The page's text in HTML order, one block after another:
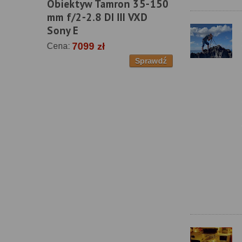
Obiektyw Tamron 35-150
mm f/2-2.8 DI III VXD
Sony E
Cena: 7099 zł
Sprawdź